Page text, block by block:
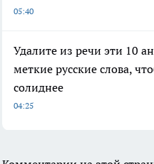
05:40
Удалите из речи эти 10
меткие русские слова,
солиднее
04:25